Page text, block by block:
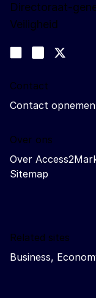
Directoraat-
Veiligheid
Join us on LinkedIn
Trade-Off podcast
Contact
Contact
Over ons
Over
Sitemap
Related sites
Business,